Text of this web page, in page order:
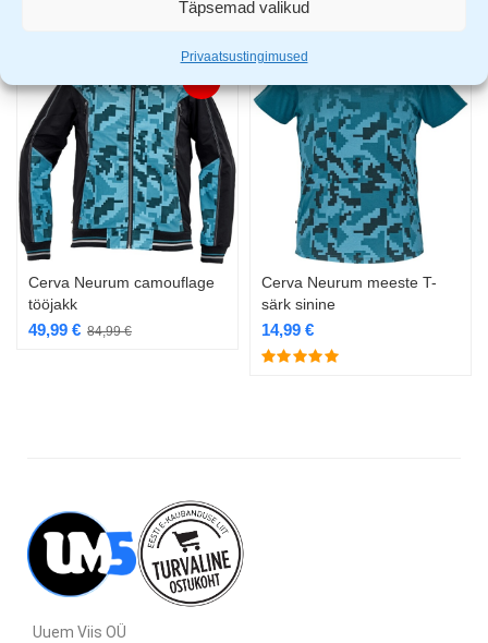
Täpsemad valikud
Privaatsustingimused
AVASTA SARNASEID TOOTEID
Cerva Neurum camouflage
tööjakk
84,99€
49,99 €
Cerva Neurum meeste T-
särk sinine
14,99 €
Uuem Viis OÜ